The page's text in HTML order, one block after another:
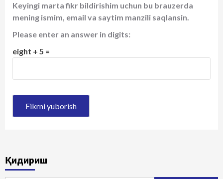
Keyingi marta fikr bildirishim uchun bu brauzerda
mening ismim, email va saytim manzili saqlansin.
Please enter an answer in digits:
eight + 5 =
Қидириш